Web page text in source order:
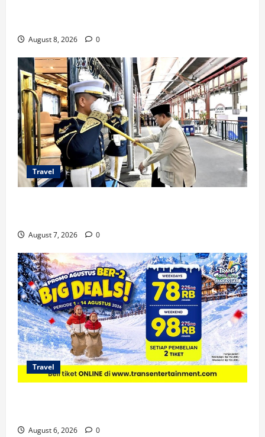
August 8, 2026 0
Travel
August 7, 2026 0
Travel
August 6, 2026 0